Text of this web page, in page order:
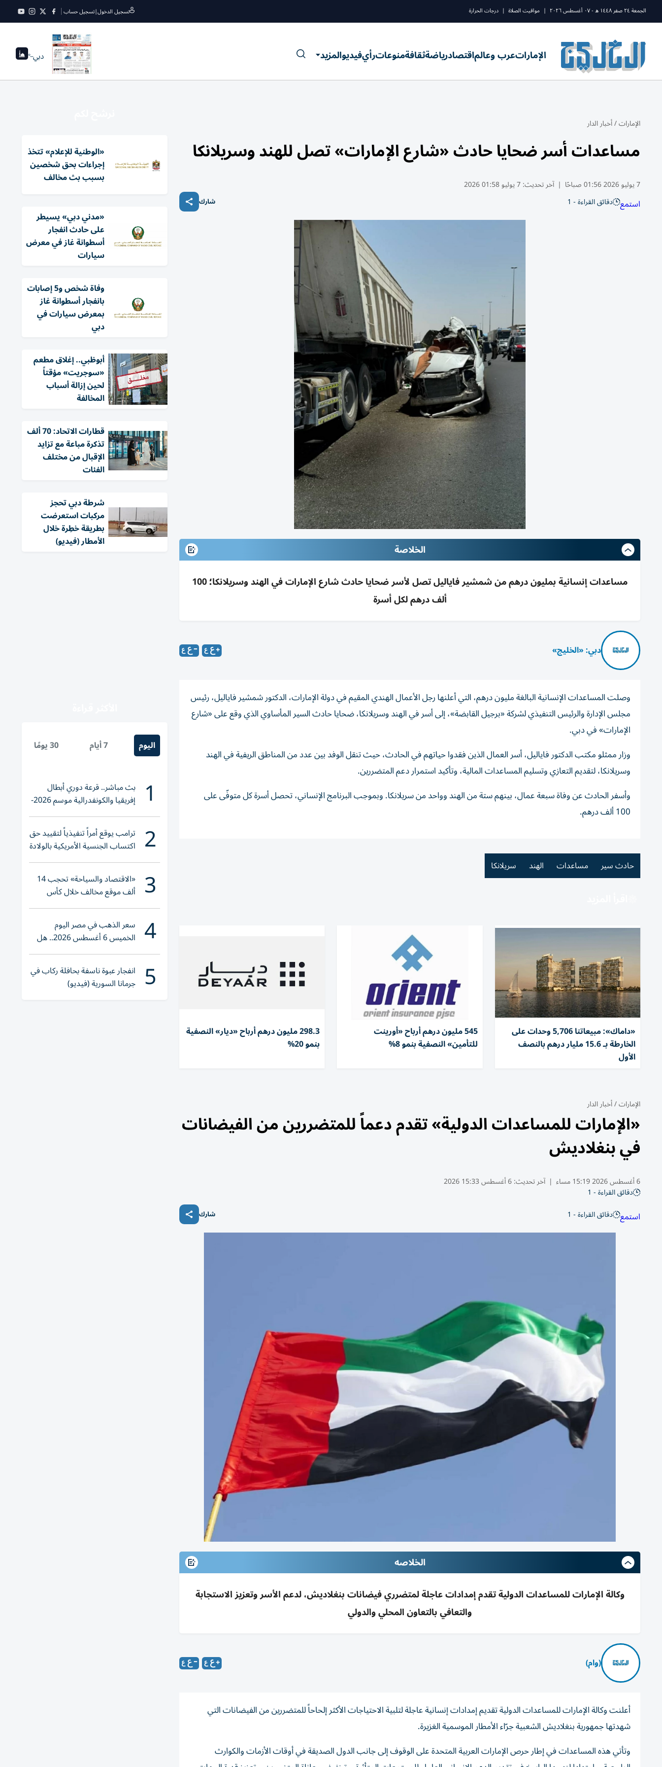
الجمعة ٢٤ صفر ١٤٤٨ ه - ٠٧ أغسطس ٢٠٢٦ | مواقيت الصلاة | درجات الحرارة تسجيل الدخول|تسجيل حساب
الإماراتعرب وعالماقتصادرياضةثقافةمنوعاترأيفيديوالمزيد دبي--°
الإمارات/أخبار الدار
مساعدات أسر ضحايا حادث «شارع الإمارات» تصل للهند وسريلانكا
7 يوليو 2026 01:56 صباحًا | آخر تحديث:7 يوليو 01:58 2026
استمع دقائق القراءة - 1 شارك
الخلاصة
مساعدات إنسانية بمليون درهم من شمشير فاياليل تصل لأسر ضحايا حادث شارع الإمارات في الهند وسريلانكا؛ 100
ألف درهم لكل أسرة
دبي: «الخليج»
وصلت المساعدات الإنسانية البالغة مليون درهم، التي أعلنها رجل الأعمال الهندي المقيم في دولة الإمارات، الدكتور شمشير فاياليل، رئيس
مجلس الإدارة والرئيس التنفيذي لشركة «برجيل القابضة»، إلى أسر في الهند وسريلانكا، ضحايا حادث السير المأساوي الذي وقع على «شارع
الإمارات» في دبي.
وزار ممثلو مكتب الدكتور فاياليل، أسر العمال الذين فقدوا حياتهم في الحادث، حيث تنقل الوفد بين عدد من المناطق الريفية في الهند
وسريلانكا، لتقديم التعازي وتسليم المساعدات المالية، وتأكيد استمرار دعم المتضررين.
وأسفر الحادث عن وفاة سبعة عمال، بينهم ستة من الهند وواحد من سريلانكا. وبموجب البرنامج الإنساني، تحصل أسرة كل متوفّى على
100 ألف درهم.
حادث سير مساعدات الهند سريلانكا
«داماك»: مبيعاتنا 5,706 وحدات على
الخارطة بـ 15.6 مليار درهم بالنصف
الأول
545 مليون درهم أرباح «أورينت
للتأمين» النصفية بنمو 8%
298.3 مليون درهم أرباح «ديار» النصفية
بنمو 20%
الإمارات/أخبار الدار
«الإمارات للمساعدات الدولية» تقدم دعماً للمتضررين من الفيضانات
في بنغلاديش
6 أغسطس 2026 15:19 مساء | آخر تحديث:6 أغسطس 15:33 2026
دقائق القراءة - 1
استمع دقائق القراءة - 1 شارك
الخلاصه
وكالة الإمارات للمساعدات الدولية تقدم إمدادات عاجلة لمتضرري فيضانات بنغلاديش، لدعم الأسر وتعزيز الاستجابة
والتعافي بالتعاون المحلي والدولي
(وام)
أعلنت وكالة الإمارات للمساعدات الدولية تقديم إمدادات إنسانية عاجلة لتلبية الاحتياجات الأكثر إلحاحاً للمتضررين من الفيضانات التي
شهدتها جمهورية بنغلاديش الشعبية جرّاء الأمطار الموسمية الغزيرة.
وتأتي هذه المساعدات في إطار حرص الإمارات العربية المتحدة على الوقوف إلى جانب الدول الصديقة في أوقات الأزمات والكوارث
«الوطنية للإعلام» تتخذ
إجراءات بحق شخصين
بسبب بث مخالف
«مدني دبي» يسيطر
على حادث انفجار
أسطوانة غاز في معرض
سيارات
وفاة شخص و5 إصابات
بانفجار أسطوانة غاز
بمعرض سيارات في
دبي
أبوظبي.. إغلاق مطعم
«سوجريت» مؤقتاً
لحين إزالة أسباب
المخالفة
قطارات الاتحاد: 70 ألف
تذكرة مباعة مع تزايد
الإقبال من مختلف
الفئات
شرطة دبي تحجز
مركبات استعرضت
بطريقة خطِرة خلال
الأمطار (فيديو)
اليوم 7 أيام 30 يومًا
1 بث مباشر.. قرعة دوري أبطال
إفريقيا والكونفدرالية موسم 2026-
2027
2 ترامب يوقع أمراً تنفيذياً لتقييد حق
اكتساب الجنسية الأمريكية بالولادة
3 «الاقتصاد والسياحة» تحجب 14
ألف موقع مخالف خلال كأس
العالم 2026
4 سعر الذهب في مصر اليوم
الخميس 6 أغسطس 2026.. هل
تنوي الشراء؟
5 انفجار عبوة ناسفة بحافلة ركاب في
جرمانا السورية (فيديو)